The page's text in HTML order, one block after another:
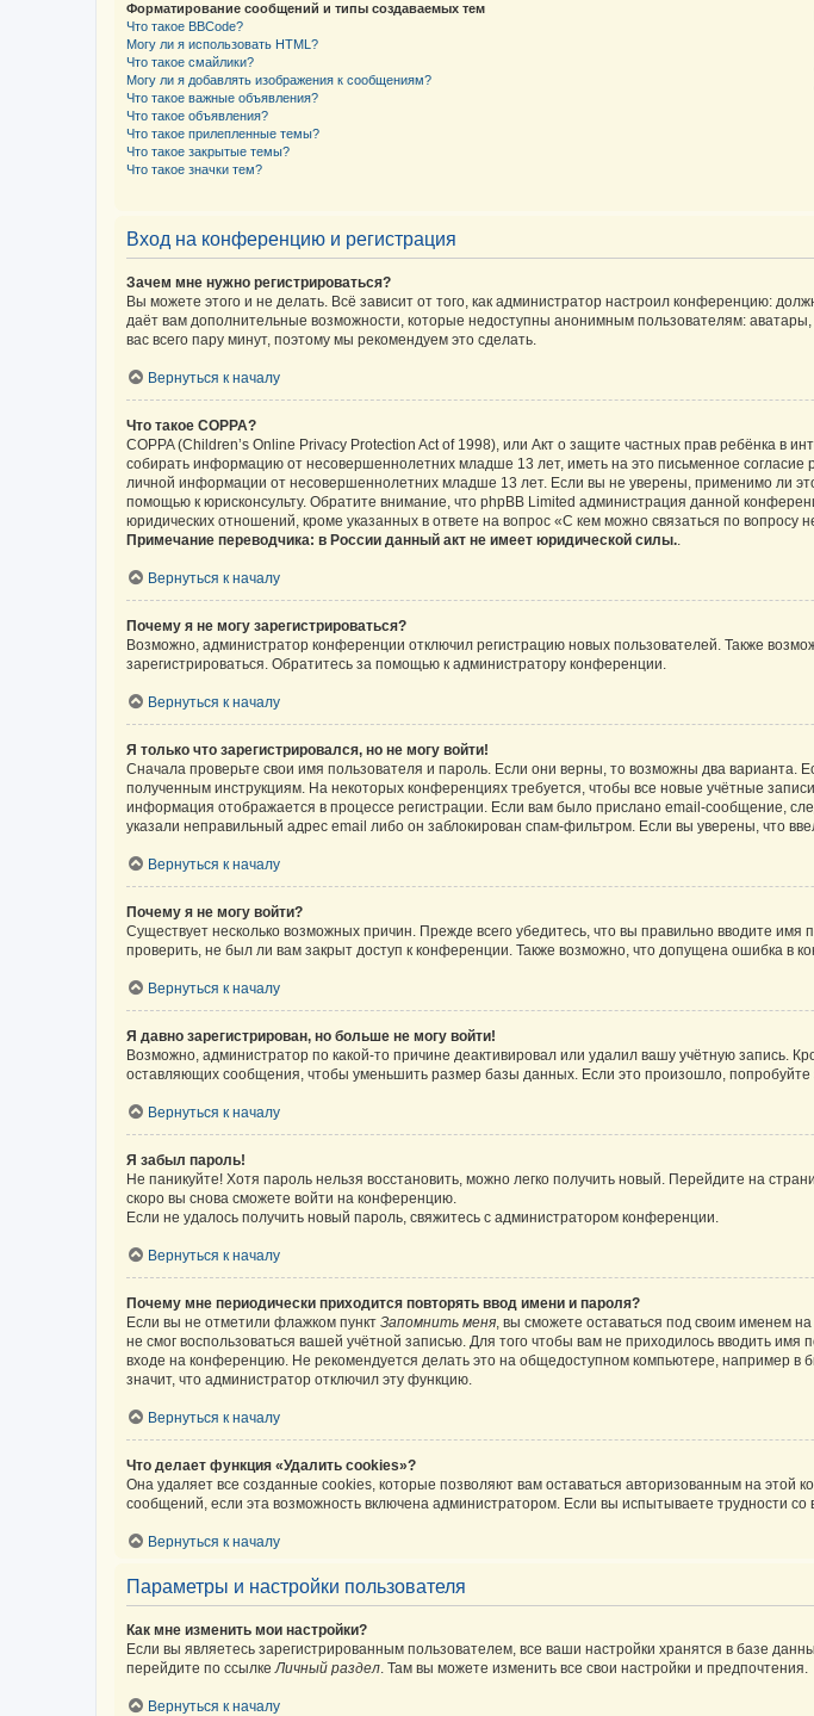
Форматирование сообщений и типы создаваемых тем
Что такое BBCode?
Могу ли я использовать HTML?
Что такое смайлики?
Могу ли я добавлять изображения к сообщениям?
Что такое важные объявления?
Что такое объявления?
Что такое прилепленные темы?
Что такое закрытые темы?
Что такое значки тем?
Вход на конференцию и регистрация
Зачем мне нужно регистрироваться?
Вы можете этого и не делать. Всё зависит от того, как администратор настроил конференцию:
даёт вам дополнительные возможности, которые недоступны анонимным пользователям:
вас всего пару минут, поэтому мы рекомендуем это сделать.
Вернуться к началу
Что такое COPPA?
COPPA (Children’s Online Privacy Protection Act of 1998), или Акт о защите частных прав ребёнка в
собирать информацию от несовершеннолетних младше 13 лет, иметь на это письменное
личной информации от несовершеннолетних младше 13 лет. Если вы не уверены, применимо ли
помощью к юрисконсульту. Обратите внимание, что phpBB Limited администрация данной
юридических отношений, кроме указанных в ответе на вопрос «С кем можно связаться по
Примечание переводчика: в России данный акт не имеет юридической силы..
Вернуться к началу
Почему я не могу зарегистрироваться?
Возможно, администратор конференции отключил регистрацию новых пользователей. Также
зарегистрироваться. Обратитесь за помощью к администратору конференции.
Вернуться к началу
Я только что зарегистрировался, но не могу войти!
Сначала проверьте свои имя пользователя и пароль. Если они верны, то возможны два варианта.
полученным инструкциям. На некоторых конференциях требуется, чтобы все новые учётные
информация отображается в процессе регистрации. Если вам было прислано email-сообщение,
указали неправильный адрес email либо он заблокирован спам-фильтром. Если вы уверены, что
Вернуться к началу
Почему я не могу войти?
Существует несколько возможных причин. Прежде всего убедитесь, что вы правильно вводите
проверить, не был ли вам закрыт доступ к конференции. Также возможно, что допущена ошибка в
Вернуться к началу
Я давно зарегистрирован, но больше не могу войти!
Возможно, администратор по какой-то причине деактивировал или удалил вашу учётную запись.
оставляющих сообщения, чтобы уменьшить размер базы данных. Если это произошло, попробуйте
Вернуться к началу
Я забыл пароль!
Не паникуйте! Хотя пароль нельзя восстановить, можно легко получить новый. Перейдите на
скоро вы снова сможете войти на конференцию.
Если не удалось получить новый пароль, свяжитесь с администратором конференции.
Вернуться к началу
Почему мне периодически приходится повторять ввод имени и пароля?
Если вы не отметили флажком пункт Запомнить меня, вы сможете оставаться под своим именем
не смог воспользоваться вашей учётной записью. Для того чтобы вам не приходилось вводить
входе на конференцию. Не рекомендуется делать это на общедоступном компьютере, например в
значит, что администратор отключил эту функцию.
Вернуться к началу
Что делает функция «Удалить cookies»?
Она удаляет все созданные cookies, которые позволяют вам оставаться авторизованным на этой
сообщений, если эта возможность включена администратором. Если вы испытываете трудности
Вернуться к началу
Параметры и настройки пользователя
Как мне изменить мои настройки?
Если вы являетесь зарегистрированным пользователем, все ваши настройки хранятся в базе
перейдите по ссылкеЛичный раздел. Там вы можете изменить все свои настройки и предпочтения.
Вернуться к началу